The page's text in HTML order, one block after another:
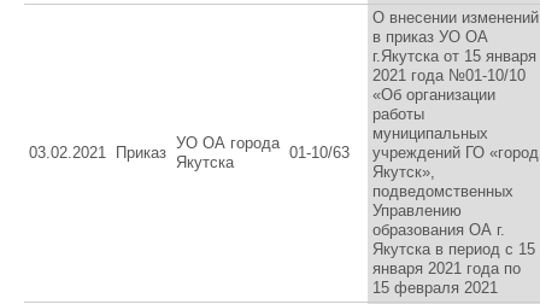
03.02.2021 Приказ
УО ОА города
Якутска
01-10/63
О внесении изменений
в приказ УО ОА
г.Якутска от 15 января
2021 года №01-10/10
«Об организации
работы
муниципальных
учреждений ГО «город
Якутск»,
подведомственных
Управлению
образования ОА г.
Якутска в период с 15
января 2021 года по
15 февраля 2021